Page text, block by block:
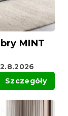
MINT
Szczegóły